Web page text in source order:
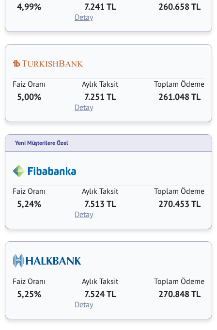
4,99% 7.241 TL 260.658 TL
Detay
Faiz Oranı
5,00%
Aylık Taksit
7.251 TL
Toplam Ödeme
261.048 TL
Detay
Yeni Müşterilere Özel
Faiz Oranı
5,24%
Aylık Taksit
7.513 TL
Toplam Ödeme
270.453 TL
Detay
Faiz Oranı
5,25%
Aylık Taksit
7.524 TL
Toplam Ödeme
270.848 TL
Detay